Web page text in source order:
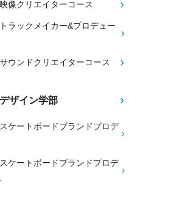
像クリエイターコース
ラックメイカー&プロデュー
ウンドクリエイターコース
ザイン学部
ケートボードブランドプロデ
ケートボードブランドプロデ